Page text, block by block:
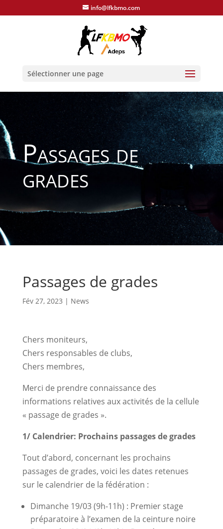
info@lfkbmo.com
Sélectionner une page
Passages de
grades
Passages de grades
Fév 27, 2023 | News
Chers moniteurs,
Chers responsables de clubs,
Chers membres,
Merci de prendre connaissance des
informations relatives aux activités de la cellule
« passage de grades ».
1/ Calendrier: Prochains passages de grades
Tout d’abord, concernant les prochains
passages de grades, voici les dates retenues
sur le calendrier de la fédération :
Dimanche 19/03 (9h-11h) : Premier stage
préparatoire à l’examen de la ceinture noire